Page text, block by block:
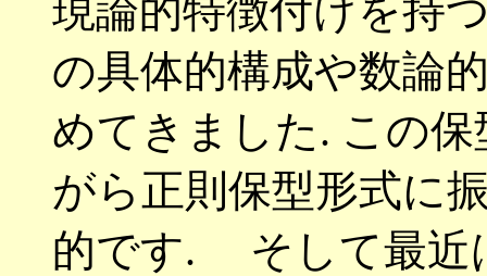
現論的特徴付けを持
の具体的構成や数論
めてきました. この
がら正則保型形式に
的です.
そして最近